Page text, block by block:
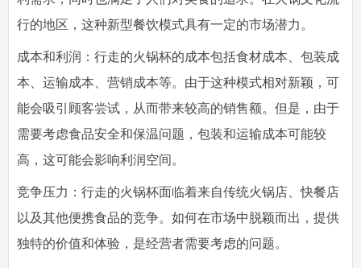
行的地区，这种新型餐饮模式具有一定的市场潜力。
成本和利润：行走的火锅杯的成本包括食材成本、包装成
本、运输成本、营销成本等。由于这种模式相对新颖，可
能会吸引顾客尝试，从而带来较高的销售额。但是，由于
需要考虑食品安全和保温问题，包装和运输成本可能较
高，这可能会影响利润空间。
竞争压力：行走的火锅杯面临着来自传统火锅店、快餐店
以及其他便携食品的竞争。如何在市场中脱颖而出，提供
独特的价值和体验，是经营者需要考虑的问题。